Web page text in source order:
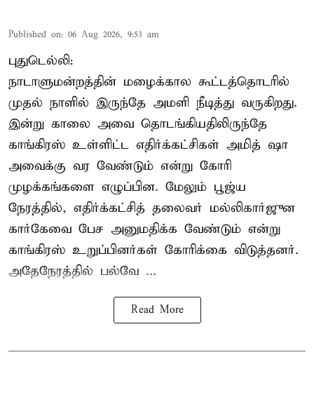
Published on: 06 Aug 2026, 9:53 am
புதுடெல்லி:
நாடாளுமன்றத்தின் மழைக்கால கூட்டத்தொடரில்
முதல் நாளில் இருந்தே அமளி நீடித்து வருகிறது.
இன்று காலை அவை தொடங்கியதிலிருந்தே
காங்கிரஸ் உள்ளிட்ட எதிர்க்கட்சிகள் அமித் ஷா
அவைக்கு வர வேண்டும் என்று கோரி
முழக்கங்களை எழுப்பின. மேலும் பூஜ்ய
நேரத்தில், எதிர்க்கட்சித் தலைவர் மல்லிகார்ஜுன
கார்கேவை பேச அனுமதிக்க வேண்டும் என்று
காங்கிரஸ் உறுப்பினர்கள் கோரிக்கை விடுத்தனர்.
அதேநேரத்தில் பல்வே ...
Read More